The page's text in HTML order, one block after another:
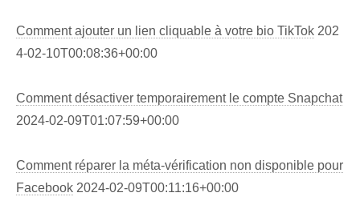
Comment ajouter un lien cliquable à votre bio TikTok 202
4-02-10T00:08:36+00:00
Comment désactiver temporairement le compte Snapchat
2024-02-09T01:07:59+00:00
Comment réparer la méta-vérification non disponible pour
Facebook 2024-02-09T00:11:16+00:00